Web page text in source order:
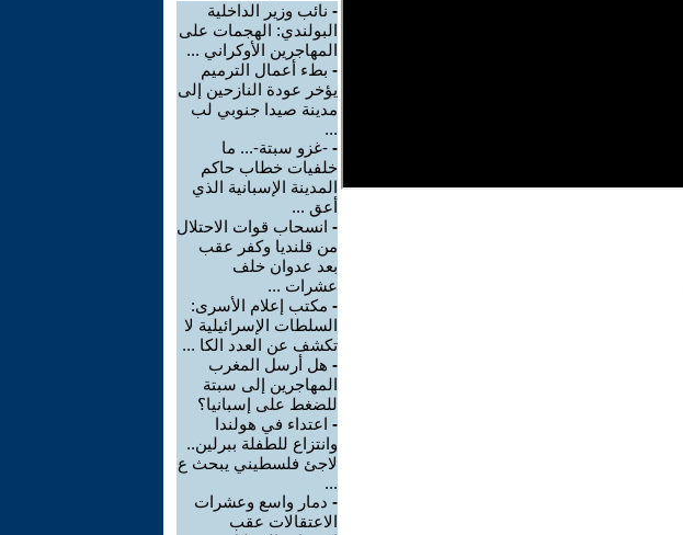
- نائب وزير الداخلية
البولندي: الهجمات على
المهاجرين الأوكراني ...
- بطء أعمال الترميم
يؤخر عودة النازحين إلى
مدينة صيدا جنوبي لب
...
- -غزو سبتة-... ما
خلفيات خطاب حاكم
المدينة الإسبانية الذي
أعق ...
- انسحاب قوات الاحتلال
من قلنديا وكفر عقب
بعد عدوان خلف
عشرات ...
- مكتب إعلام الأسرى:
السلطات الإسرائيلية لا
تكشف عن العدد الكا ...
- هل أرسل المغرب
المهاجرين إلى سبتة
للضغط على إسبانيا؟
- اعتداء في هولندا
وانتزاع للطفلة ببرلين..
لاجئ فلسطيني يبحث ع
...
- دمار واسع وعشرات
الاعتقالات عقب